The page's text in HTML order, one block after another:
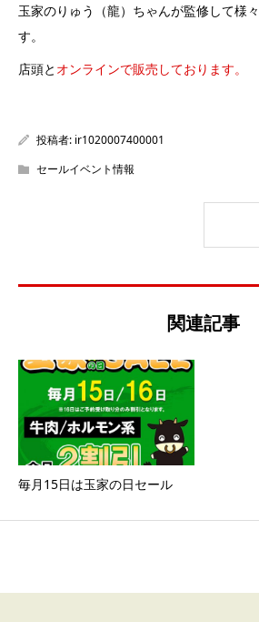
玉家のりゅう（龍）ちゃんが監修して様
す。
店頭と オンラインで販売しております。
投稿者: ir1020007400001
セールイベント情報
関連記事
毎月15日は玉家の日セール